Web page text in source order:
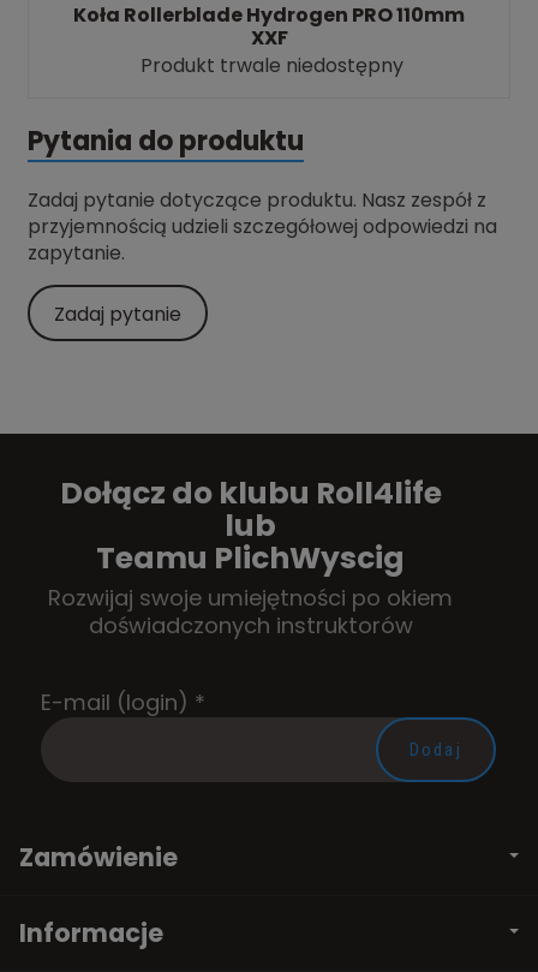
Koła Rollerblade Hydrogen PRO 110mm
XXF
Produkt trwale niedostępny
Pytania do produktu
Zadaj pytanie dotyczące produktu. Nasz zespół z
przyjemnością udzieli szczegółowej odpowiedzi na
zapytanie.
Zadaj pytanie
Dołącz do klubu Roll4life
lub
Teamu PlichWyscig
Rozwijaj swoje umiejętności po okiem
doświadczonych instruktorów
E-mail (login) *
Zamówienie
Informacje